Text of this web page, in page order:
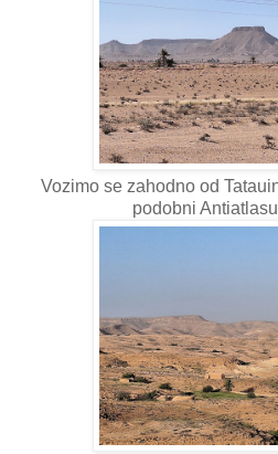
Vozimo se zahodno od
podobni